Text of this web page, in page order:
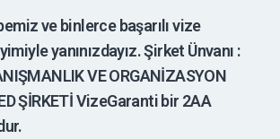
ve binlerce başarılı vize
yanınızdayız. Şirket Ünvanı :
VE ORGANİZASYON
ŞİRKETİ VizeGaranti bir 2AA